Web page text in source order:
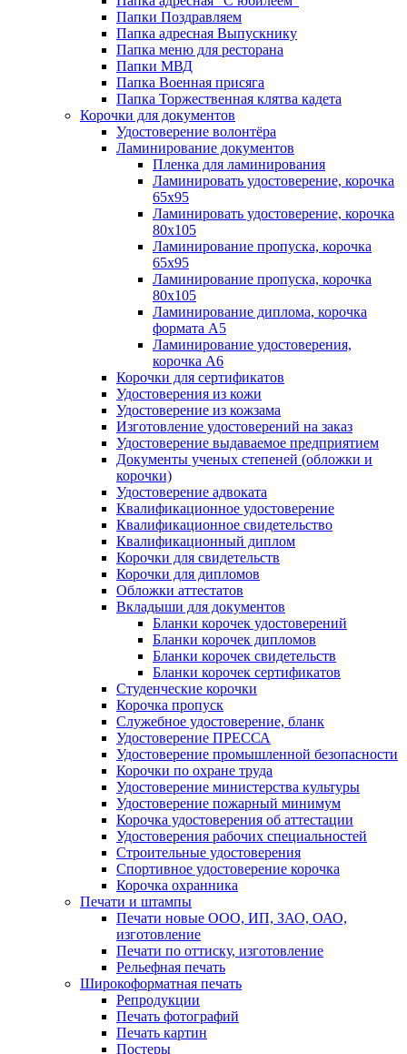
Папки Поздравляем
Папка адресная Выпускнику
Папка меню для ресторана
Папки МВД
Папка Военная присяга
Папка Торжественная клятва кадета
Корочки для документов
Удостоверение волонтёра
Ламинирование документов
Пленка для ламинирования
Ламинировать удостоверение, корочка
65х95
Ламинировать удостоверение, корочка
80х105
Ламинирование пропуска, корочка
65х95
Ламинирование пропуска, корочка
80х105
Ламинирование диплома, корочка
формата А5
Ламинирование удостоверения,
корочка А6
Корочки для сертификатов
Удостоверения из кожи
Удостоверение из кожзама
Изготовление удостоверений на заказ
Удостоверение выдаваемое предприятием
Документы ученых степеней (обложки и
корочки)
Удостоверение адвоката
Квалификационное удостоверение
Квалификационное свидетельство
Квалификационный диплом
Корочки для свидетельств
Корочки для дипломов
Обложки аттестатов
Вкладыши для документов
Бланки корочек удостоверений
Бланки корочек дипломов
Бланки корочек свидетельств
Бланки корочек сертификатов
Студенческие корочки
Корочка пропуск
Служебное удостоверение, бланк
Удостоверение ПРЕССА
Удостоверение промышленной безопасности
Корочки по охране труда
Удостоверение министерства культуры
Удостоверение пожарный минимум
Корочка удостоверения об аттестации
Удостоверения рабочих специальностей
Строительные удостоверения
Спортивное удостоверение корочка
Корочка охранника
Печати и штампы
Печати новые ООО, ИП, ЗАО, ОАО,
изготовление
Печати по оттиску, изготовление
Рельефная печать
Широкоформатная печать
Репродукции
Печать фотографий
Печать картин
Постеры